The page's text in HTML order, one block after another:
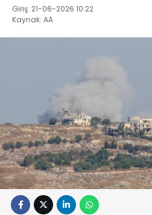
Giriş: 21-06-2026 10:22
Kaynak: AA